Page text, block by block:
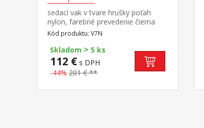
sedací vak v tvare hrušky poťah
nylon, farebné prevedenie čierna
plnený guličkami z polystyrolu,
obsah náplne 400 l zipsový uzáver,
náplň možné dopĺňať alebo
odoberať cena vrátane náplne
Kód produktu: V7N
Skladom > 5 ks
112 € s DPH
-44% 201 € **